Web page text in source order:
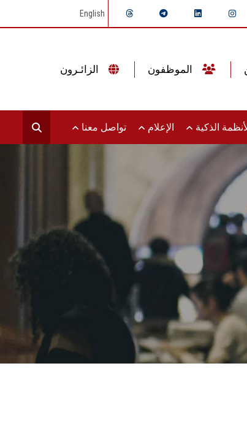
English
الذكية الإعلام تواصل معنا